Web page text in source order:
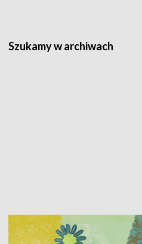
Szukamy w archiwach